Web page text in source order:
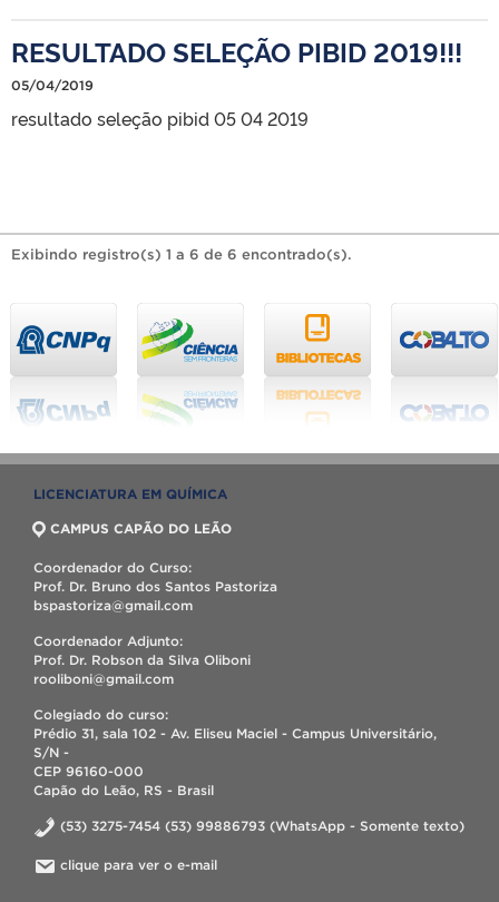
RESULTADO SELEÇÃO PIBID 2019!!!
05/04/2019
resultado seleção pibid 05 04 2019
Exibindo registro(s) 1 a 6 de 6 encontrado(s).
LICENCIATURA EM QUÍMICA
CAMPUS CAPÃO DO LEÃO
Coordenador do Curso:
Prof. Dr. Bruno dos Santos Pastoriza
bspastoriza@gmail.com
Coordenador Adjunto:
Prof. Dr. Robson da Silva Oliboni
rooliboni@gmail.com
Colegiado do curso:
Prédio 31, sala 102 - Av. Eliseu Maciel - Campus Universitário,
S/N -
CEP 96160-000
Capão do Leão, RS - Brasil
(53) 3275-7454 (53) 99886793 (WhatsApp - Somente texto)
clique para ver o e-mail